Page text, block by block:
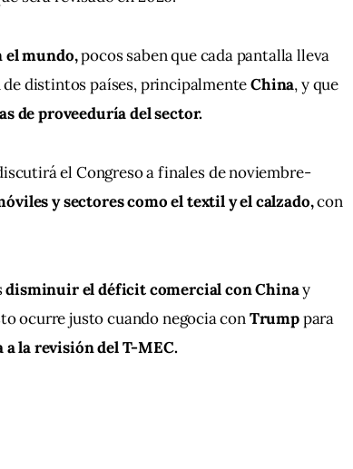
el mundo, pocos saben que cada pantalla lleva
distintos países, principalmente China, y que
de proveeduría del sector.
el Congreso a finales de noviembre-
y sectores como el textil y el calzado, con
disminuir el déficit comercial con China y
ocurre justo cuando negocia con Trump para
la revisión del T-MEC.